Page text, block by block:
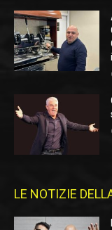
LE NOTIZIE